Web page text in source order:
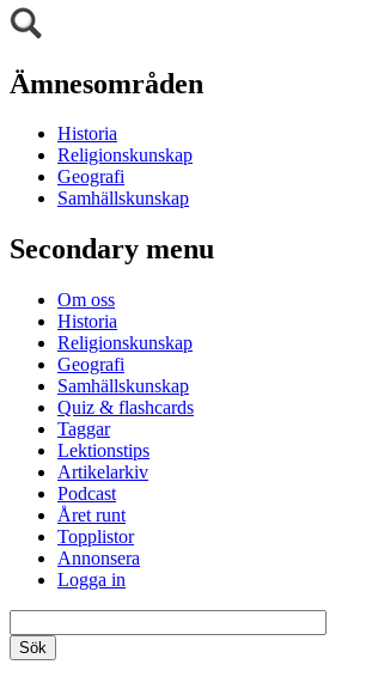
Ämnesområden
Historia
Religionskunskap
Geografi
Samhällskunskap
Secondary menu
Om oss
Historia
Religionskunskap
Geografi
Samhällskunskap
Quiz & flashcards
Taggar
Lektionstips
Artikelarkiv
Podcast
Året runt
Topplistor
Annonsera
Logga in